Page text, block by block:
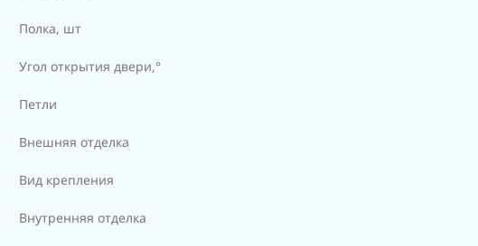
Полка, шт
Угол открытия двери,°
Петли
Внешняя отделка
Вид крепления
Внутренняя отделка